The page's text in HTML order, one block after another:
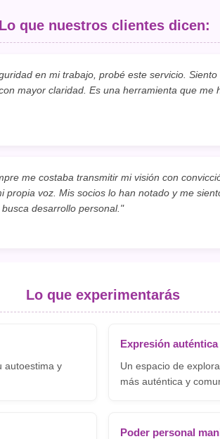
Lo que nuestros clientes dicen:
en mi trabajo, probé este servicio.
mayor claridad. Es una herramienta que me
me costaba transmitir mi visión con
propia voz. Mis socios lo han notado y me
desarrollo personal."
Lo que experimentarás
autoestima y
Expresión auténtica
Un espacio de
más auténtica y
Poder personal